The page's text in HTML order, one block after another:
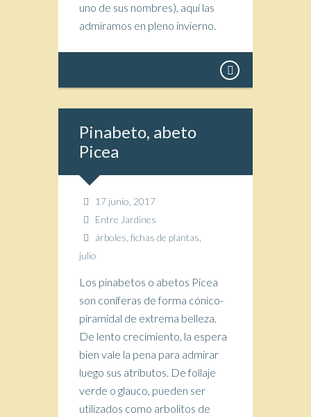
uno de sus nombres), aquí las
admiramos en pleno invierno.
Pinabeto, abeto
Picea
17 junio, 2017
Entre Jardines
árboles fichas de plantas
julio
Los pinabetos o abetos Picea
son coníferas de forma cónico-
piramidal de extrema belleza.
De lento crecimiento, la espera
bien vale la pena para admirar
luego sus atributos. De follaje
verde o glauco, pueden ser
utilizados como arbolitos de